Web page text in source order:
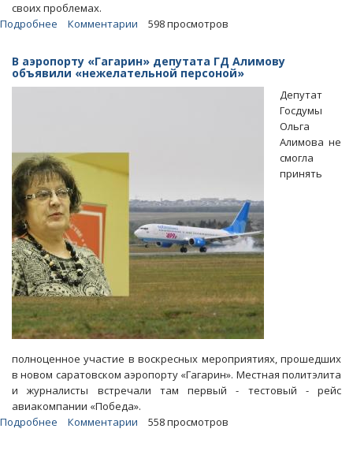
своих проблемах.
Подробнее
райбольнице
жителей
вынуждают
Парамонова
Комментарии 598 просмотров
В аэропорту «Гагарин» депутата ГД Алимову
объявили «нежелательной персоной»
Депутат
Госдумы
Ольга
Алимова не
смогла
принять
полноценное участие в воскресных мероприятиях, прошедших
в новом саратовском аэропорту «Гагарин». Местная политэлита
и журналисты встречали там первый - тестовый - рейс
авиакомпании «Победа».
Подробнее
Комментарии 558 просмотров